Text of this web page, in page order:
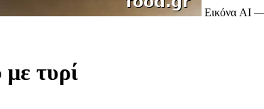
Εικόνα AI —
τυρί